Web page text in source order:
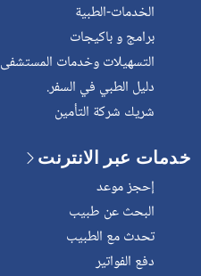
الخدمات-الطبية
برامج و باكيجات
التسهيلات وخدمات المستشفى
دليل الطبي في السفر.
شريك شركة التأمين
خدمات عبر الانترنت
إحجز موعد
البحث عن طبيب
تحدث مع الطبيب
دفع الفواتير